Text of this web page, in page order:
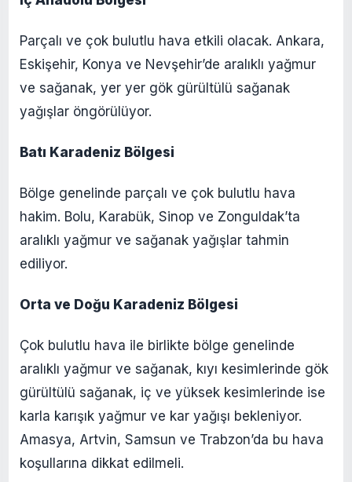
Parçalı ve çok bulutlu hava etkili olacak. Ankara,
Eskişehir, Konya ve Nevşehir’de aralıklı yağmur
ve sağanak, yer yer gök gürültülü sağanak
yağışlar öngörülüyor.​
Batı Karadeniz Bölgesi
Bölge genelinde parçalı ve çok bulutlu hava
hakim. Bolu, Karabük, Sinop ve Zonguldak’ta
aralıklı yağmur ve sağanak yağışlar tahmin
ediliyor.​
Orta ve Doğu Karadeniz Bölgesi
Çok bulutlu hava ile birlikte bölge genelinde
aralıklı yağmur ve sağanak, kıyı kesimlerinde gök
gürültülü sağanak, iç ve yüksek kesimlerinde ise
karla karışık yağmur ve kar yağışı bekleniyor.
Amasya, Artvin, Samsun ve Trabzon’da bu hava
koşullarına dikkat edilmeli.​